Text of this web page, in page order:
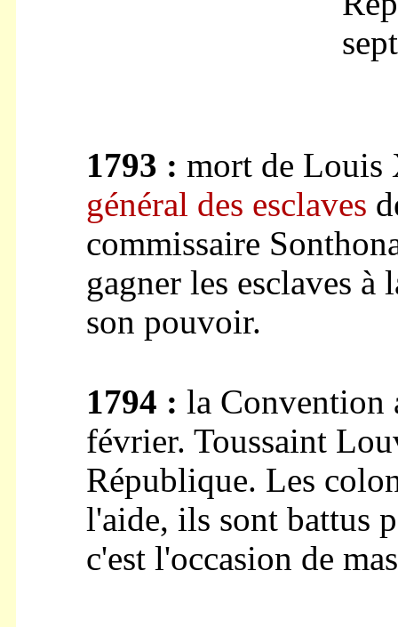
1793 : mort de
général des esclaves
commissaire
gagner les esclaves
son pouvoir.
1794 : la Convention
février. Toussaint
République. Les
l'aide, ils sont battus
c'est l'occasion de